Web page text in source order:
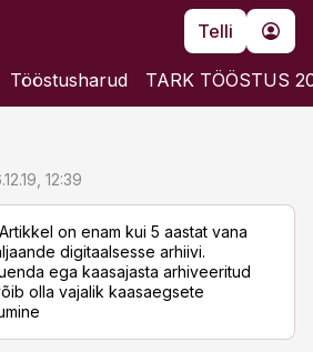
Telli
Tööstusharud TARK TÖÖSTUS
12:39
Artikkel on enam kui 5 aastat vana
digitaalsesse arhiivi.
ega kaasajasta arhiveeritud
olla vajalik kaasaegsete